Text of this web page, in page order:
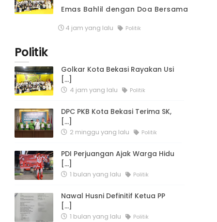
Emas Bahlil dengan Doa Bersama
4 jam yang lalu Politik
Politik
Golkar Kota Bekasi Rayakan Usi
[...]
4 jam yang lalu Politik
DPC PKB Kota Bekasi Terima SK,
[...]
2 minggu yang lalu Politik
PDI Perjuangan Ajak Warga Hidu
[...]
1 bulan yang lalu Politik
Nawal Husni Definitif Ketua PP
[...]
1 bulan yang lalu Politik